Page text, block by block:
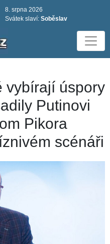
8. srpna 2026
Svátek slaví: Soběslav
vybírají úspory
Putinovi
Pikora
scénáři